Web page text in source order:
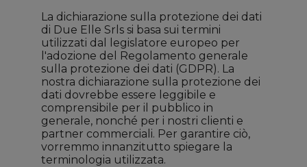
La dichiarazione sulla protezione dei dati
di Due Elle Srls si basa sui termini
utilizzati dal legislatore europeo per
l'adozione del Regolamento generale
sulla protezione dei dati (GDPR). La
nostra dichiarazione sulla protezione dei
dati dovrebbe essere leggibile e
comprensibile per il pubblico in
generale, nonché per i nostri clienti e
partner commerciali. Per garantire ciò,
vorremmo innanzitutto spiegare la
terminologia utilizzata.